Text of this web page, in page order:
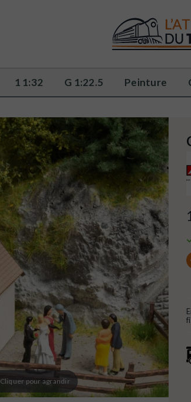
1 1:32 G 1:22.5 Peinture
Cliquer pour agrandir